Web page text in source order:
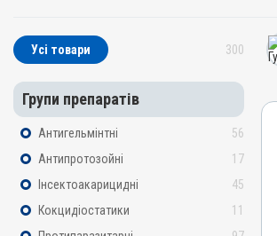
Усі товари 300
Групи препаратів
Антигельмінтні
56
Антипротозойні
17
Інсектоакарицидні
45
Кокцидіостатики
11